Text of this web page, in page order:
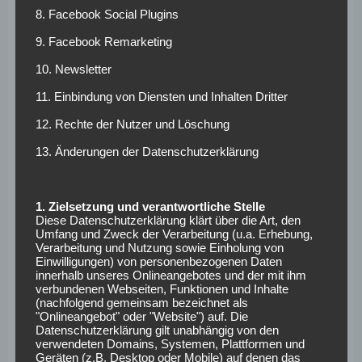
vereinslos und plant eine baldige Rückkehr ins Profi-
Doch wie konkret ein Vertragsabschluss werden dürfte, ist
Special One“ nochmal eine höhere Kategorie als Lucien
Favre darstellen. Zudem lässt sich zumindest daran
das System Borussia Dortmund passt.
auseinander. Das exzentrische Taktik-Genie mit Hang zur
Selbstdarstellung und der bodenständige Bundesliga-Klub
passen so nicht ganz zusammen. Zudem entwickelte
Mourinho seinen Fußball zuletzt immer mehr hin zu einem
defensiv-orientierten Fußball. Zwar konnte er damit auch
Erfolge erzielen, doch zum aktuellen Kader des BVB würde
diese „Park The Bus“- Haltung kaum bis gar nicht passen.
8. Facebook Social Plugins
9. Facebook Remarketing
10. Newsletter
11. Einbindung von Diensten und Inhalten Dritter
12. Rechte der Nutzer und Löschung
13. Änderungen der Datenschutzerklärung
1. Zielsetzung und verantwortliche Stelle
Diese Datenschutzerklärung klärt über die Art, den
Umfang und Zweck der Verarbeitung (u.a. Erhebung,
Verarbeitung und Nutzung sowie Einholung von
Einwilligungen) von personenbezogenen Daten
innerhalb unseres Onlineangebotes und der mit ihm
verbundenen Webseiten, Funktionen und Inhalte
(nachfolgend gemeinsam bezeichnet als
"Onlineangebot" oder "Website") auf. Die
Datenschutzerklärung gilt unabhängig von den
verwendeten Domains, Systemen, Plattformen und
Geräten (z.B. Desktop oder Mobile) auf denen das